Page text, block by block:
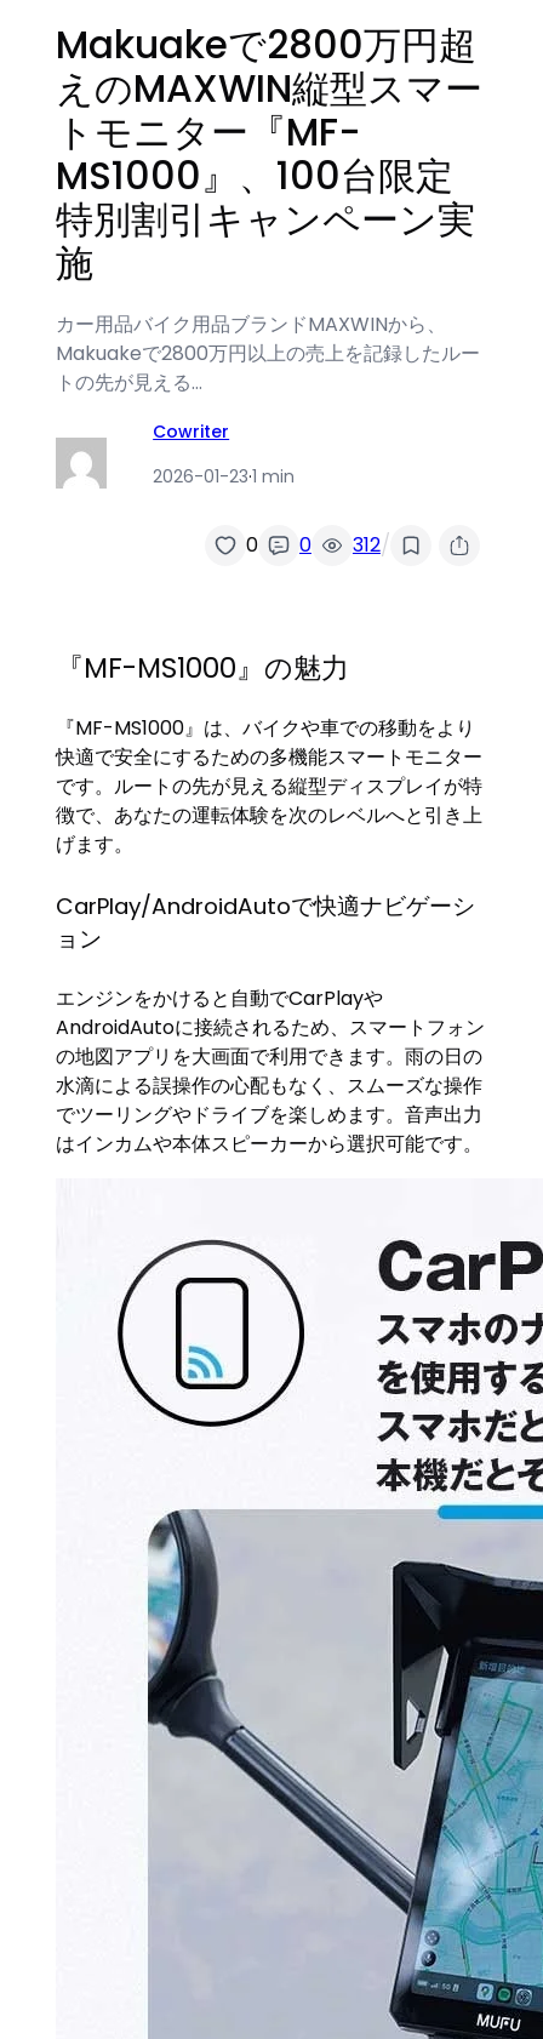
Makuakeで2800万円超
えのMAXWIN縦型スマー
トモニター『MF-
MS1000』、100台限定
特別割引キャンペーン実
施
カー用品バイク用品ブランドMAXWINから、
Makuakeで2800万円以上の売上を記録したルー
トの先が見える…
Cowriter
2026-01-23·1 min
0 0 312/
『MF-MS1000』の魅力
『MF-MS1000』は、バイクや車での移動をより
快適で安全にするための多機能スマートモニター
です。ルートの先が見える縦型ディスプレイが特
徴で、あなたの運転体験を次のレベルへと引き上
げます。
CarPlay/AndroidAutoで快適ナビゲーシ
ョン
エンジンをかけると自動でCarPlayや
AndroidAutoに接続されるため、スマートフォン
の地図アプリを大画面で利用できます。雨の日の
水滴による誤操作の心配もなく、スムーズな操作
でツーリングやドライブを楽しめます。音声出力
はインカムや本体スピーカーから選択可能です。